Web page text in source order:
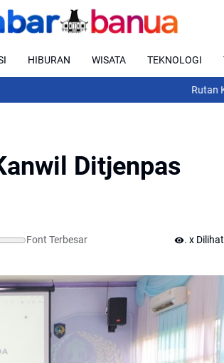
HIBURAN WISATA TEKNOLOGI
Rutan
Ditjenpas
Font Terbesar ... x Dilihat